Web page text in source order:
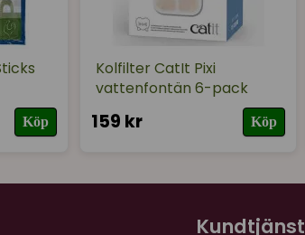
Köp
Kolfilter CatIt Pixi
vattenfontän 6-pack
159 kr Köp
Kundtjänst